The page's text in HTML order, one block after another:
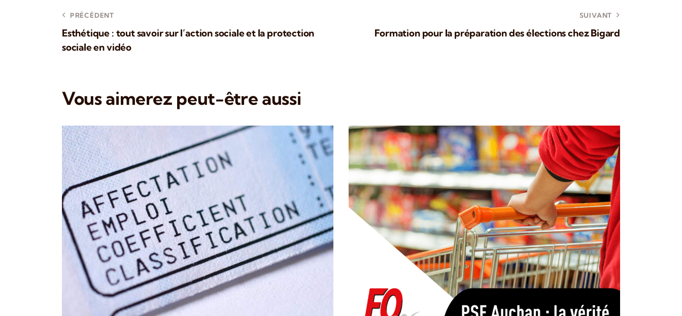
PRÉCÉDENT
Esthétique : tout savoir sur l’action sociale et la protection
sociale en vidéo
SUIVANT
Formation pour la préparation des élections chez Bigard
Vous aimerez peut-être aussi